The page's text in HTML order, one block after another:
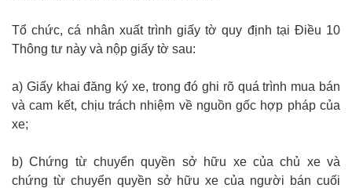
Tổ chức, cá nhân xuất trình giấy tờ quy định tại Điều 10
Thông tư này và nộp giấy tờ sau:
a) Giấy khai đăng ký xe, trong đó ghi rõ quá trình mua bán
và cam kết, chịu trách nhiệm về nguồn gốc hợp pháp của
xe;
b) Chứng từ chuyển quyền sở hữu xe của chủ xe và
chứng từ chuyển quyền sở hữu xe của người bán cuối